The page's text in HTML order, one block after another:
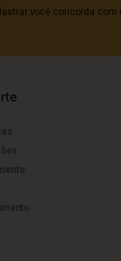
você concorda com